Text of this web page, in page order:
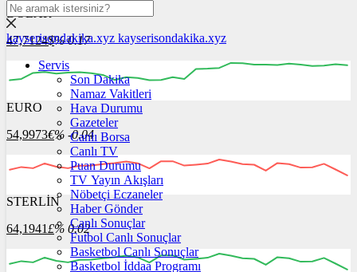
DOLAR
47,7124$% 0.17
04:00 05:00
EURO
54,9973€% -0.04
04:00 05:00
STERLİN
64,1941£% 0.02
kayserisondakika.xyz kayserisondakika.xyz
Servis
Son Dakika
Namaz Vakitleri
Hava Durumu
Gazeteler
Canlı Borsa
Canlı TV
Puan Durumu
TV Yayın Akışları
Nöbetçi Eczaneler
Haber Gönder
Canlı Sonuçlar
Futbol Canlı Sonuçlar
Basketbol Canlı Sonuçlar
Basketbol İddaa Programı